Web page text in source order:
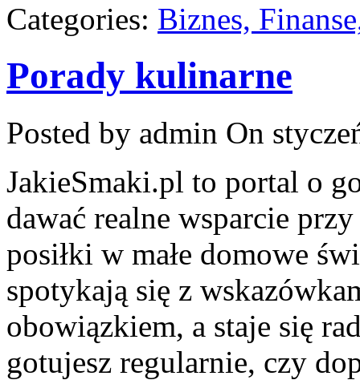
Categories: Biznes,
Porady kulinarne
Posted by admin On
JakieSmaki.pl to portal o
dawać realne wsparcie
posiłki w małe domowe
spotykają się z
obowiązkiem, a staje się
gotujesz regularnie, czy